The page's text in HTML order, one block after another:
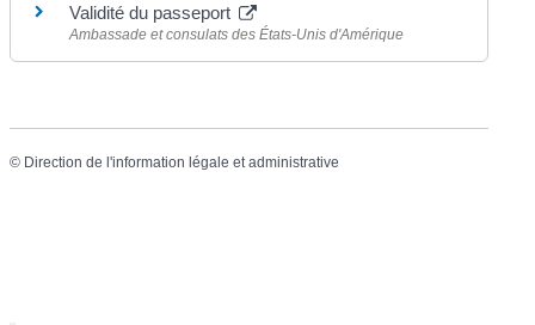
Validité du passeport
Ambassade et consulats des États-Unis d'Amérique
© Direction de l'information légale et administrative